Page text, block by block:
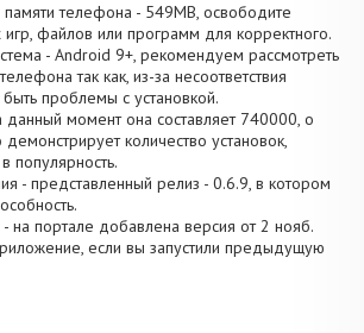
телефона - 549MB, освободите
файлов или программ для корректного.
- Android 9+, рекомендуем рассмотреть
так как, из-за несоответствия
проблемы с установкой.
данный момент она составляет 740000, о
демонстрирует количество установок,
популярность.
- представленный релиз - 0.6.9, в котором
на портале добавлена версия от 2 нояб.
если вы запустили предыдущую